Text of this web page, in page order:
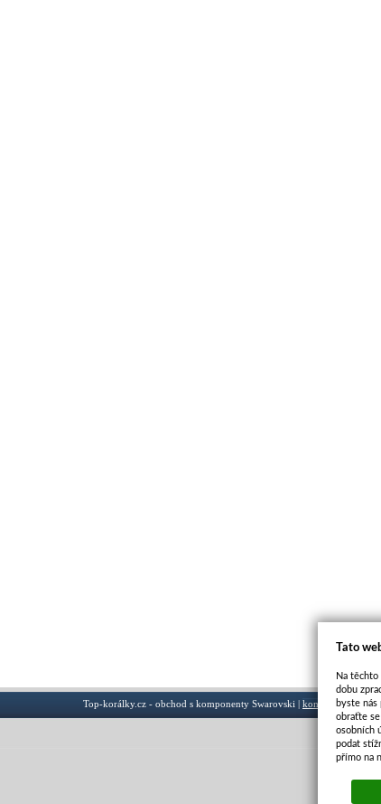
Top-korálky.cz - obchod s komponenty Swarovski | kontakt
Tato
Na
dobu
byste nás
obraťte
osobních
podat
přímo na